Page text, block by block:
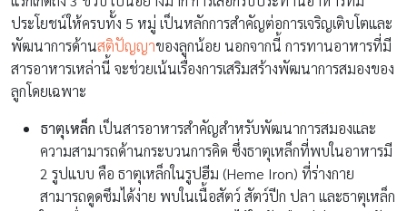
ประโยชน์ให้ครบทั้ง 5 หมู่ เป็นหลักการสำคัญต่อการเจริญเติบโตและ
พัฒนาการด้านสติปัญญาของลูกน้อย นอกจากนี้ การทานอาหารที่มี
สารอาหารเหล่านี้ จะช่วยเน้นเรื่องการเสริมสร้างพัฒนาการสมองของ
ลูกโดยเฉพาะ
ธาตุเหล็ก เป็นสารอาหารสำคัญสำหรับพัฒนาการสมองและ
ความสามารถด้านกระบวนการคิด ซึ่งธาตุเหล็กที่พบในอาหารมี
2 รูปแบบ คือ ธาตุเหล็กในรูปฮีม (Heme Iron) ที่ร่างกาย
สามารถดูดซึมได้ง่าย พบในเนื้อสัตว์ สัตว์ปีก ปลา และธาตุเหล็ก